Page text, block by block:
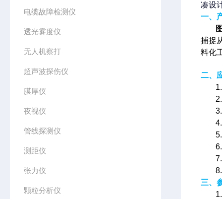
电缆故障检测仪
透光雾度仪
无人机察打
超声波探伤仪
膜厚仪
夜视仪
管线探测仪
测距仪
张力仪
颗粒分析仪
凑设
一、
捕捉
料化
二、
三、